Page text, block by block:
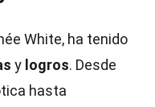
White, ha tenido
y logros. Desde
hasta